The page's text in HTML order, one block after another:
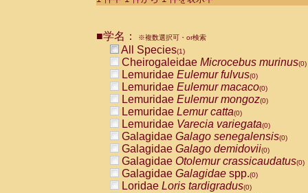
CebidaeCebus nigrivittatus
CebidaeCebus
CebidaeSaimiri boliviensis(0)
CebidaeSaimiri sciureus(0)
AtelidaeAlouatta caraya(0)
AtelidaeAlouatta fusca(0)
AtelidaeAlouatta seniculus
AtelidaeAlouattaspp.(0)
AtelidaeAteles belzebuth(0)
AtelidaeAteles geoffroyi(0)
AtelidaeAteles paniscus(0)
AtelidaeAtelesspp.(0)
Atelidae Lagothrix lagothricha
■学名： ※複数選択可・or検索
All Species(1)
Cheirogaleidae Microcebus murinus(0)
Lemuridae Eulemur fulvus(0)
Lemuridae Eulemur macaco(0)
Lemuridae Eulemur mongoz(0)
Lemuridae Lemur catta(0)
Lemuridae Varecia variegata(0)
Galagidae Galago senegalensis(0)
Galagidae Galago demidovii(0)
Galagidae Otolemur crassicaudatus(0)
Galagidae Galagidae spp.(0)
Loridae Loris tardigradus(0)